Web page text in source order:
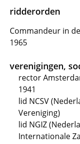
ridderorden
Commandeur in
1965
verenigingen,
rector
1941
lid NCSV
Vereniging)
lid NGIZ
Internationale